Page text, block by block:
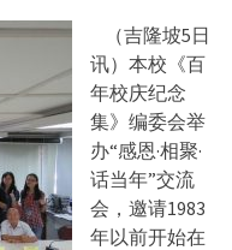
（吉隆坡5日
讯）本校《百
年校庆纪念
集》编委会举
办“感恩·相聚·
话当年”交流
会，邀请1983
年以前开始在